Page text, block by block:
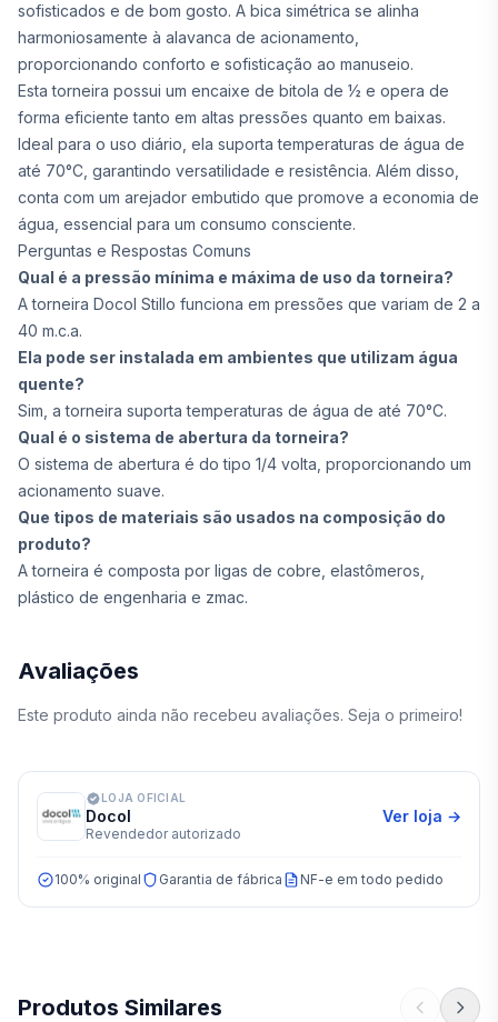
sofisticados e de bom gosto. A bica simétrica se alinha
harmoniosamente à alavanca de acionamento,
proporcionando conforto e sofisticação ao manuseio.
Esta torneira possui um encaixe de bitola de ½ e opera de
forma eficiente tanto em altas pressões quanto em baixas.
Ideal para o uso diário, ela suporta temperaturas de água de
até 70°C, garantindo versatilidade e resistência. Além disso,
conta com um arejador embutido que promove a economia de
água, essencial para um consumo consciente.
Perguntas e Respostas Comuns
Qual é a pressão mínima e máxima de uso da torneira?
A torneira Docol Stillo funciona em pressões que variam de 2 a
40 m.c.a.
Ela pode ser instalada em ambientes que utilizam água
quente?
Sim, a torneira suporta temperaturas de água de até 70°C.
Qual é o sistema de abertura da torneira?
O sistema de abertura é do tipo 1/4 volta, proporcionando um
acionamento suave.
Que tipos de materiais são usados na composição do
produto?
A torneira é composta por ligas de cobre, elastômeros,
plástico de engenharia e zmac.
Avaliações
Este produto ainda não recebeu avaliações. Seja o primeiro!
LOJA OFICIAL
Docol
Revendedor autorizado
Ver loja →
100% original Garantia de fábrica NF-e em todo pedido
Produtos Similares